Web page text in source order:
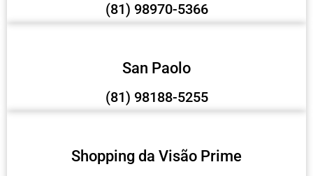
(81) 98970-5366
San Paolo
(81) 98188-5255
Shopping da Visão Prime